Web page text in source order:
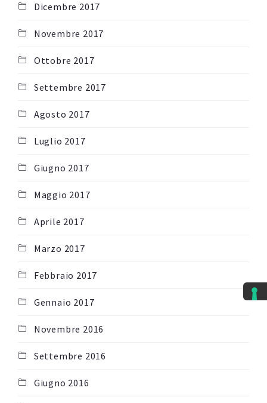
Dicembre 2017
Novembre 2017
Ottobre 2017
Settembre 2017
Agosto 2017
Luglio 2017
Giugno 2017
Maggio 2017
Aprile 2017
Marzo 2017
Febbraio 2017
Gennaio 2017
Novembre 2016
Settembre 2016
Giugno 2016